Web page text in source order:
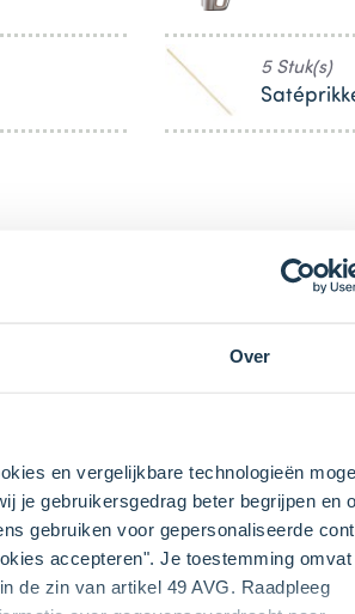
Over
en vergelijkbare technologieën
je gebruikersgedrag beter begrijpen en
gebruiken voor gepersonaliseerde
accepteren". Je toestemming omvat
de zin van artikel 49 AVG. Raadpleeg
5 Stuk(s)
ml) eieren (2 stuks)
toe. Mix het
beslag.